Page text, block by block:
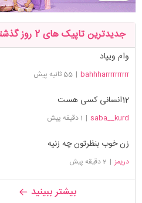
جدیدترین تاپیک های 2 روز گذشته
وام ویپاد
bahhharrrrrrrrrr
| 55 ثانیه پیش
12انسانی کسی هست
saba__kurd
| 1 دقیقه پیش
زن خوب بنظرتون چه زنیه
دریمز | 2 دقیقه پیش
بیشتر ببینید